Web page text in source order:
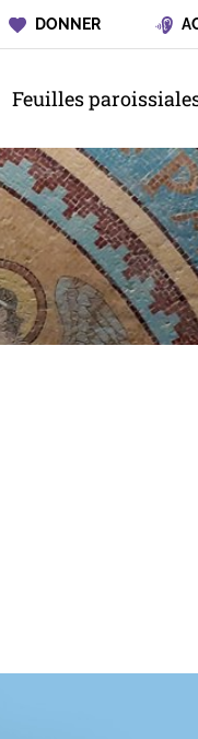
DONNER
Feuilles